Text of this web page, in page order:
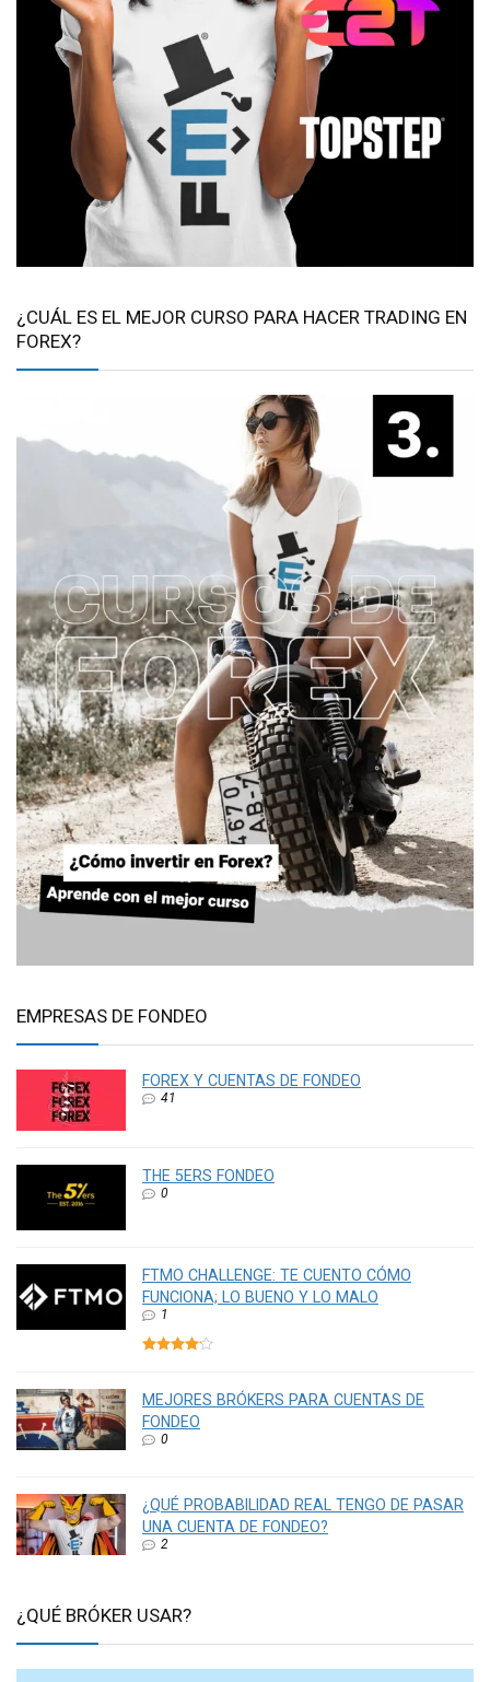
¿CUÁL ES EL MEJOR CURSO PARA HACER TRADING EN
FOREX?
EMPRESAS DE FONDEO
FOREX Y CUENTAS DE FONDEO
41
THE 5ERS FONDEO
0
FTMO CHALLENGE: TE CUENTO CÓMO
FUNCIONA; LO BUENO Y LO MALO
1
MEJORES BRÓKERS PARA CUENTAS DE
FONDEO
0
¿QUÉ PROBABILIDAD REAL TENGO DE PASAR
UNA CUENTA DE FONDEO?
2
¿QUÉ BRÓKER USAR?